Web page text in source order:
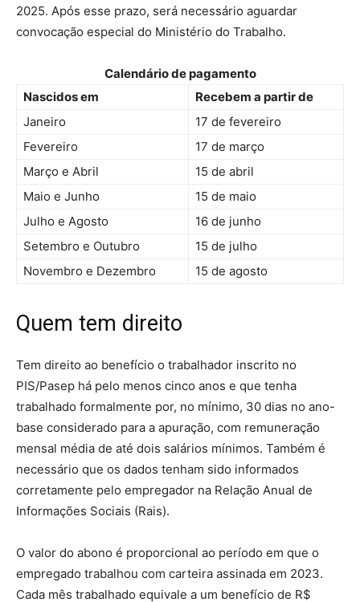
2025. Após esse prazo, será necessário aguardar
convocação especial do Ministério do Trabalho.
Calendário de pagamento
Nascidos em
Recebem a partir de
Janeiro
17 de fevereiro
Fevereiro
17 de março
Março e Abril
15 de abril
Maio e Junho
15 de maio
Julho e Agosto
16 de junho
Setembro e Outubro
15 de julho
Novembro e Dezembro
15 de agosto
Quem tem direito
Tem direito ao benefício o trabalhador inscrito no
PIS/Pasep há pelo menos cinco anos e que tenha
trabalhado formalmente por, no mínimo, 30 dias no ano-
base considerado para a apuração, com remuneração
mensal média de até dois salários mínimos. Também é
necessário que os dados tenham sido informados
corretamente pelo empregador na Relação Anual de
Informações Sociais (Rais).
O valor do abono é proporcional ao período em que o
empregado trabalhou com carteira assinada em 2023.
Cada mês trabalhado equivale a um benefício de R$